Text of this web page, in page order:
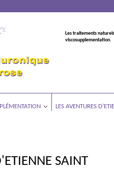
Les traitements
viscosupplementation.
LES AVENTURES
SAINT